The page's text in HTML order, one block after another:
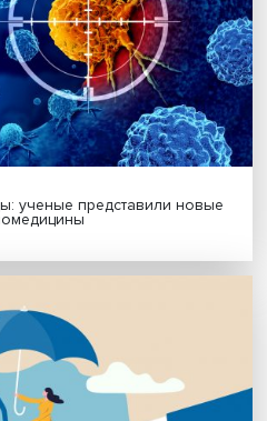
на наши новости: